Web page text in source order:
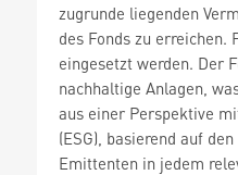
zugrunde liegenden
des Fonds zu erreichen.
eingesetzt werden. Der
nachhaltige Anlagen,
aus einer Perspektive
(ESG), basierend auf
Emittenten in jedem